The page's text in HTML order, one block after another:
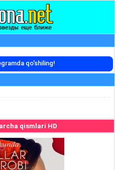
qo'shiling!
qismlari HD